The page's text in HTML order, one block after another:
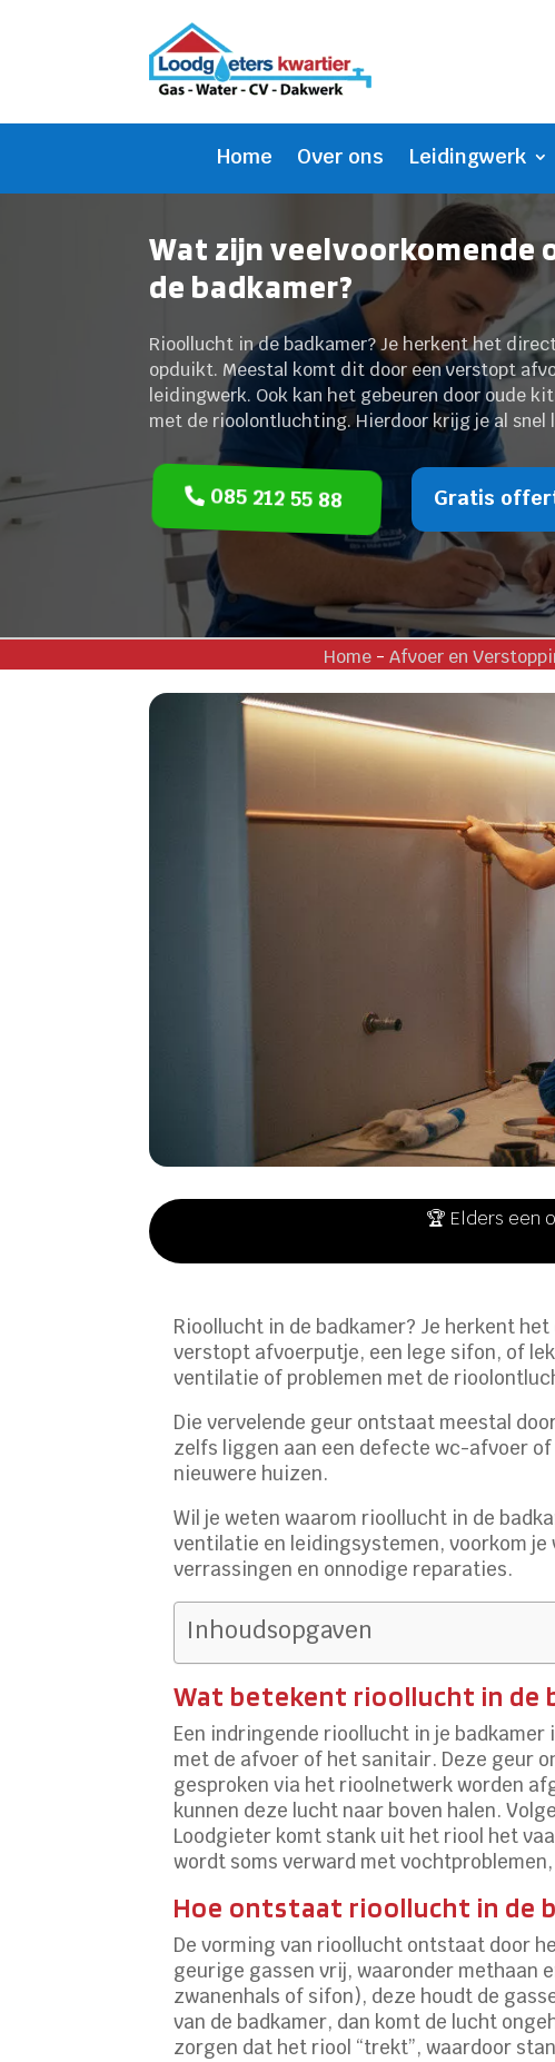
Home Over ons Leidingwerk
Wat zijn veelvoorkomende
de badkamer?
Rioollucht in de badkamer? Je herkent het
opduikt. Meestal komt dit door een verstopt
leidingwerk. Ook kan het gebeuren door oude
met de rioolontluchting. Hierdoor krijg je al snel
085 212 55 88 Gratis
Home - Afvoer en
🏆 Elders een
Rioollucht in de badkamer? Je herkent
verstopt afvoerputje, een lege sifon, of
ventilatie of problemen met de
Die vervelende geur ontstaat meestal
zelfs liggen aan een defecte wc-afvoer
nieuwere huizen.
Wil je weten waarom rioollucht in de
ventilatie en leidingsystemen, voorkom je
verrassingen en onnodige reparaties.
Inhoudsopgaven
Wat betekent rioollucht in de
Een indringende rioollucht in je
met de afvoer of het sanitair. Deze geur
gesproken via het rioolnetwerk worden
kunnen deze lucht naar boven halen.
Loodgieter komt stank uit het riool het
wordt soms verward met
Hoe ontstaat rioollucht in de
De vorming van rioollucht ontstaat door
geurige gassen vrij, waaronder methaan
zwanenhals of sifon), deze houdt de
van de badkamer, dan komt de lucht
zorgen dat het riool “trekt”, waardoor